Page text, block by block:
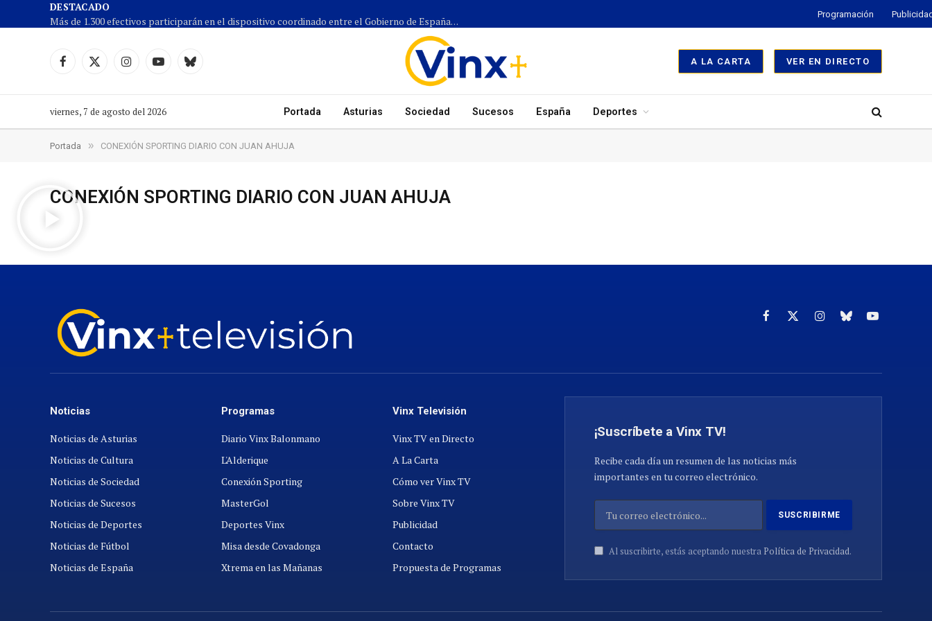
DESTACADO
Más de 1.300 efectivos participarán en el dispositivo coordinado entre el Gobierno de España, el Principado de Asturias y los ayuntamientos para el eclipse del 12 de agosto
Programación
Facebook
X
InstagramYouTubeCielo
A LA CARTA VER EN DIRECTO
viernes, 7 de agosto del 2026 Portada Asturias Sociedad Sucesos España Deportes
Portada » CONEXIÓN SPORTING DIARIO CON JUAN AHUJA
CONEXIÓN SPORTING DIARIO CON JUAN AHUJA
Facebook
X
Instagram
Cielo YouTube
Noticias
Noticias de Asturias
Noticias de Cultura
Noticias de Sociedad
Noticias de Sucesos
Noticias de Deportes
Noticias de Fútbol
Noticias de España
Programas
Diario Vinx Balonmano
L'Alderique
Conexión Sporting
MasterGol
Deportes Vinx
Misa desde Covadonga
Xtrema en las Mañanas
Vinx Televisión
Vinx TV en Directo
A La Carta
Cómo ver Vinx TV
Sobre Vinx TV
Publicidad
Contacto
Propuesta de Programas
¡Suscríbete a Vinx TV!
Recibe cada día un resumen de las noticias más
importantes en tu correo electrónico.
Al suscribirte, estás aceptando nuestra Política de Privacidad.